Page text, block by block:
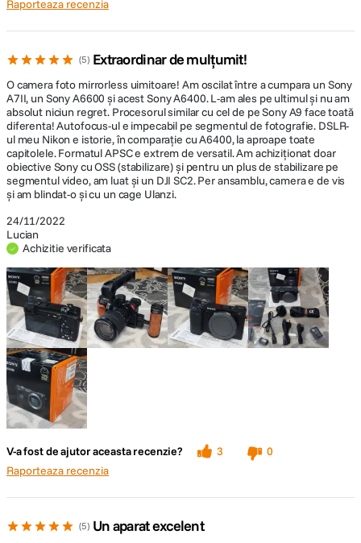
Creati filme cu fotografiere la intervale de timp
Functia nou introdusa de fotografiere la intervale de timp, un mod de
fotografiere continua cu o pauza de 1-60 de secunde intre fotografii,
poate fi folosita chiar la nivelul camerei. Ulterior, imaginile obtinute pot fi
folosite pentru a crea filme cu temporizare pe un PC, prin utilizarea
aplicatiei Vizualizator din cadrul suitei de aplicatii pentru desktop Imaging
Edge
Daca inregistrati materiale pentru vlogul dvs., monitorul LCD care se
poate inclina la 180 de grade este util pentru incadrarea fotografiilor.
Pentru inregistrarea sunetului, in plus fata de mufa externa pentru
permite utilizarea microfoanelor de nivel profesional pentru a va oferi o
compatibil
DIMENSIUNE / GREUTATE:
Dimensiuni 120.0 x 66.9 x 59.7 mm
Greutate 403 g (cu baterie si card de memorie)
Raporteaza recenzia
5 Extraordinar de mulțumit!
24/11/2022
Lucian
Achizitie verificata
O camera foto mirrorless uimitoare! Am oscilat între a cumpara un Sony
A7II, un Sony A6600 și acest Sony A6400. L-am ales pe ultimul și nu am
absolut niciun regret. Procesorul similar cu cel de pe Sony A9 face toată
diferenta! Autofocus-ul e impecabil pe segmentul de fotografie. DSLR-
ul meu Nikon e istorie, în comparație cu A6400, la aproape toate
capitolele. Formatul APSC e extrem de versatil. Am achiziționat doar
obiective Sony cu OSS (stabilizare) și pentru un plus de stabilizare pe
segmentul video, am luat și un DJI SC2. Per ansamblu, camera e de vis
și am blindat-o și cu un cage Ulanzi.
V-a fost de ajutor aceasta recenzie? 3
0
Raporteaza recenzia
5 Un aparat excelent